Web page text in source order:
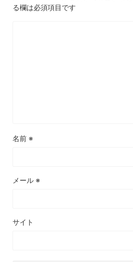
る欄は必須項目です
名前 ※
メール ※
サイト